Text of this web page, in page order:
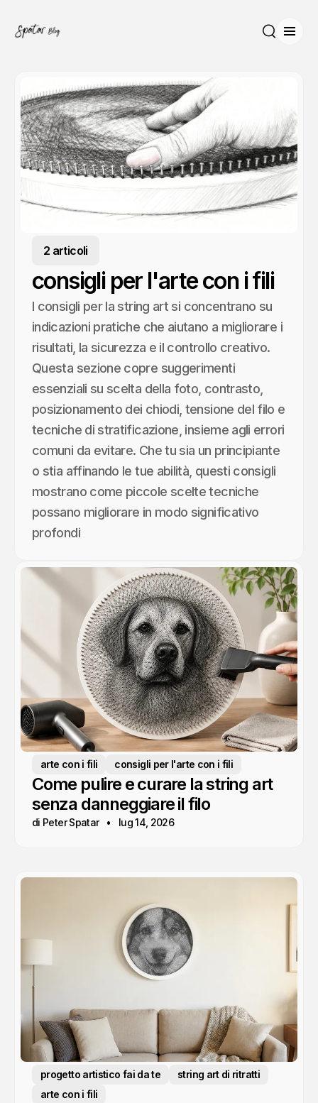
Apri
2 articoli
consigli per l'arte con i fili
I consigli per la string art si concentrano su
indicazioni pratiche che aiutano a migliorare i
risultati, la sicurezza e il controllo creativo.
Questa sezione copre suggerimenti
essenziali su scelta della foto, contrasto,
posizionamento dei chiodi, tensione del filo e
tecniche di stratificazione, insieme agli errori
comuni da evitare. Che tu sia un principiante
o stia affinando le tue abilità, questi consigli
mostrano come piccole scelte tecniche
possano migliorare in modo significativo
profondi
arte con i fili consigli per l'arte con i fili
Come pulire e curare la string art
senza danneggiare il filo
di Peter Spatar lug 14, 2026
progetto artistico fai da te
string art di ritratti
arte con i fili